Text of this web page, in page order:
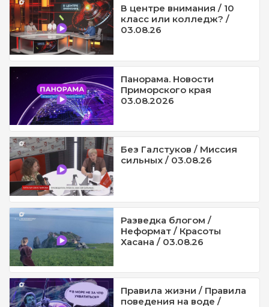
В центре внимания / 10
класс или колледж? /
03.08.26
Панорама. Новости
Приморского края
03.08.2026
Без Галстуков / Миссия
сильных / 03.08.26
Разведка блогом /
Неформат / Красоты
Хасана / 03.08.26
Правила жизни / Правила
поведения на воде /